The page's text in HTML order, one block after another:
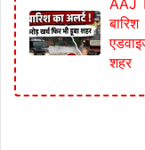
AAJ
शहर